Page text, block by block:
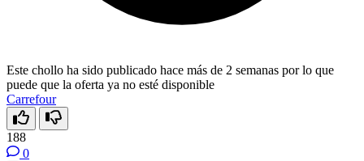
Este chollo ha sido publicado hace más de 2 semanas por lo que
puede que la oferta ya no esté disponible
Carrefour
188
0